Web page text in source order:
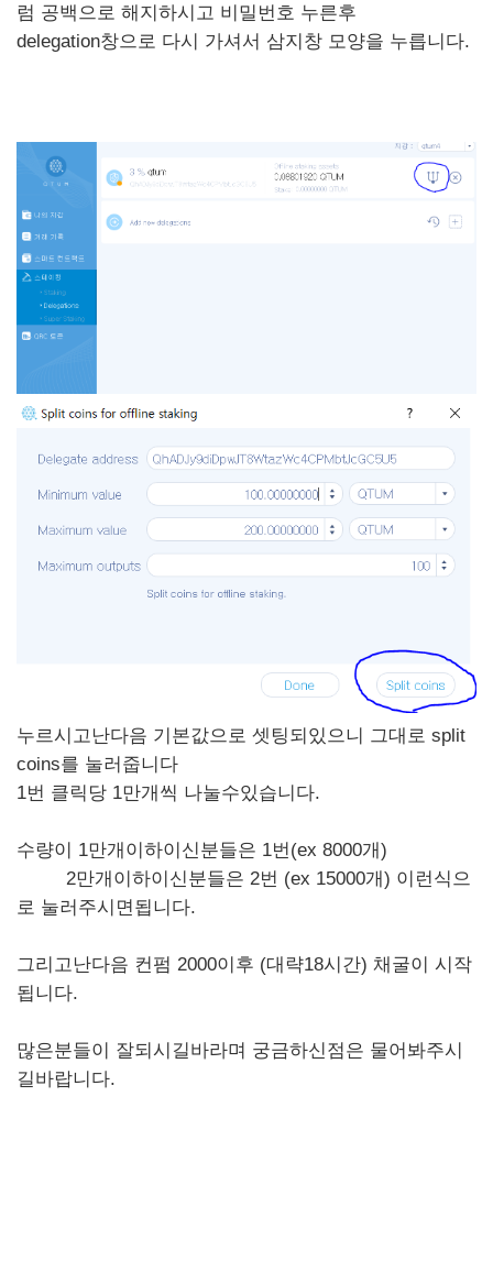
럼 공백으로 해지하시고 비밀번호 누른후
delegation창으로 다시 가셔서 삼지창 모양을 누릅니다.
누르시고난다음 기본값으로 셋팅되있으니 그대로 split
coins를 눌러줍니다
1번 클릭당 1만개씩 나눌수있습니다.
수량이 1만개이하이신분들은 1번(ex 8000개)
2만개이하이신분들은 2번 (ex 15000개) 이런식으
로 눌러주시면됩니다.
그리고난다음 컨펌 2000이후 (대략18시간) 채굴이 시작
됩니다.
많은분들이 잘되시길바라며 궁금하신점은 물어봐주시
길바랍니다.